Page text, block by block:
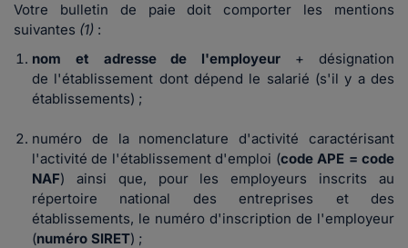
Votre bulletin de paie doit comporter les mentions
suivantes (1) :
nom et adresse de l'employeur + désignation
de l'établissement dont dépend le salarié (s'il y a des
établissements) ;
numéro de la nomenclature d'activité caractérisant
l'activité de l'établissement d'emploi (code APE = code
NAF) ainsi que, pour les employeurs inscrits au
répertoire national des entreprises et des
établissements, le numéro d'inscription de l'employeur
(numéro SIRET) ;